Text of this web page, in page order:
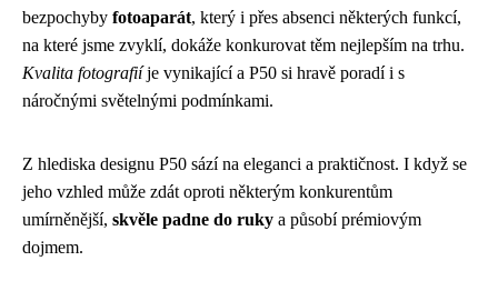
bezpochyby fotoaparát, který i přes absenci některých funkcí,
na které jsme zvyklí, dokáže konkurovat těm nejlepším na trhu.
Kvalita fotografiíje vynikající a P50 si hravě poradí i s
náročnými světelnými podmínkami.
Z hlediska designu P50 sází na eleganci a praktičnost. I když se
jeho vzhled může zdát oproti některým konkurentům
umírněnější, skvěle padne do ruky a působí prémiovým
dojmem.